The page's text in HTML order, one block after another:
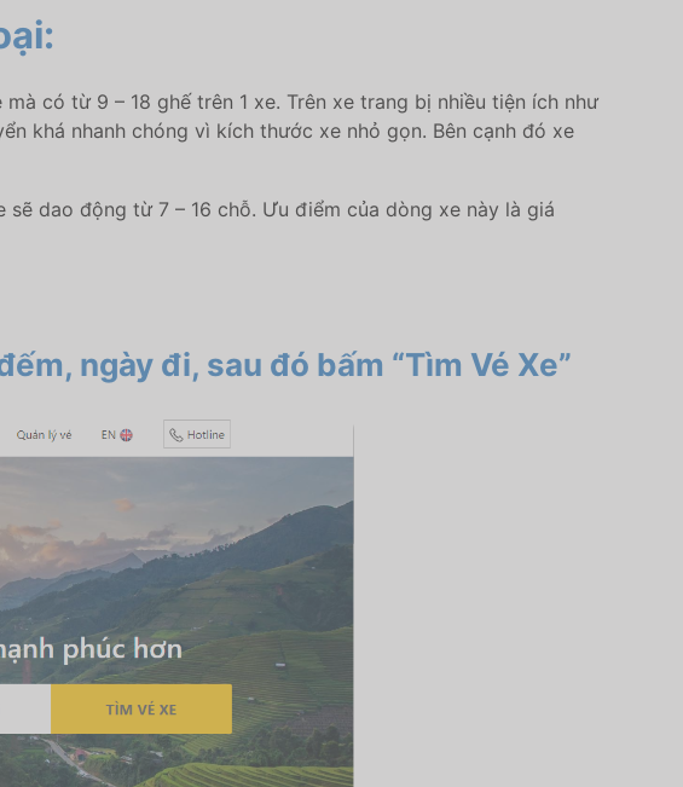
có từ 9 – 18 ghế trên 1 xe. Trên xe trang bị nhiều tiện ích như
khá nhanh chóng vì kích thước xe nhỏ gọn. Bên cạnh đó xe
dao động từ 7 – 16 chỗ. Ưu điểm của dòng xe này là giá
ngày đi, sau đó bấm “Tìm Vé Xe”